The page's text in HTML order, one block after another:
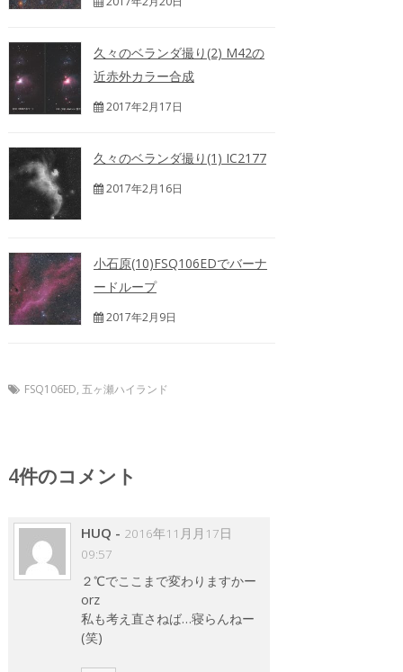
久々のベランダ撮り(2) M42の
近赤外カラー合成
2017年2月17日
久々のベランダ撮り(1) IC2177
2017年2月16日
小石原(10)FSQ106EDでバーナ
ードループ
2017年2月9日
FSQ106ED, 五ヶ瀬ハイランド
4件のコメント
HUQ - 2016年11月月17日
09:57
２℃でここまで変わりますかー
orz
私も考え直さねば…寝らんねー
(笑)